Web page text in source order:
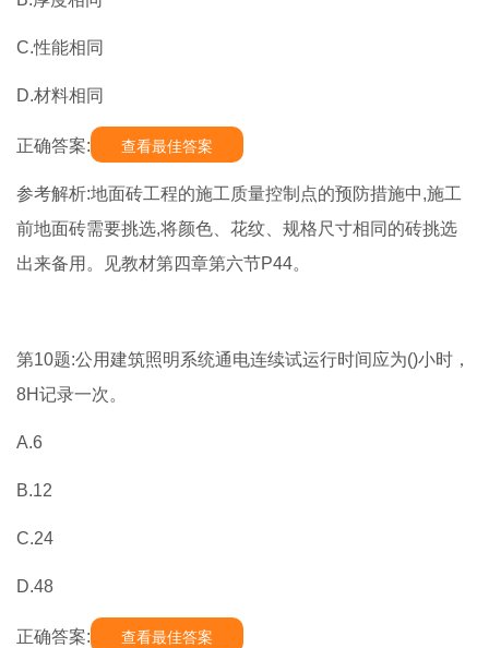
C.性能相同
D.材料相同
正确答案: 查看最佳答案
参考解析:地面砖工程的施工质量控制点的预防措施中,施工
前地面砖需要挑选,将颜色、花纹、规格尺寸相同的砖挑选
出来备用。见教材第四章第六节P44。
第10题:公用建筑照明系统通电连续试运行时间应为()小时，
8H记录一次。
A.6
B.12
C.24
D.48
正确答案: 查看最佳答案